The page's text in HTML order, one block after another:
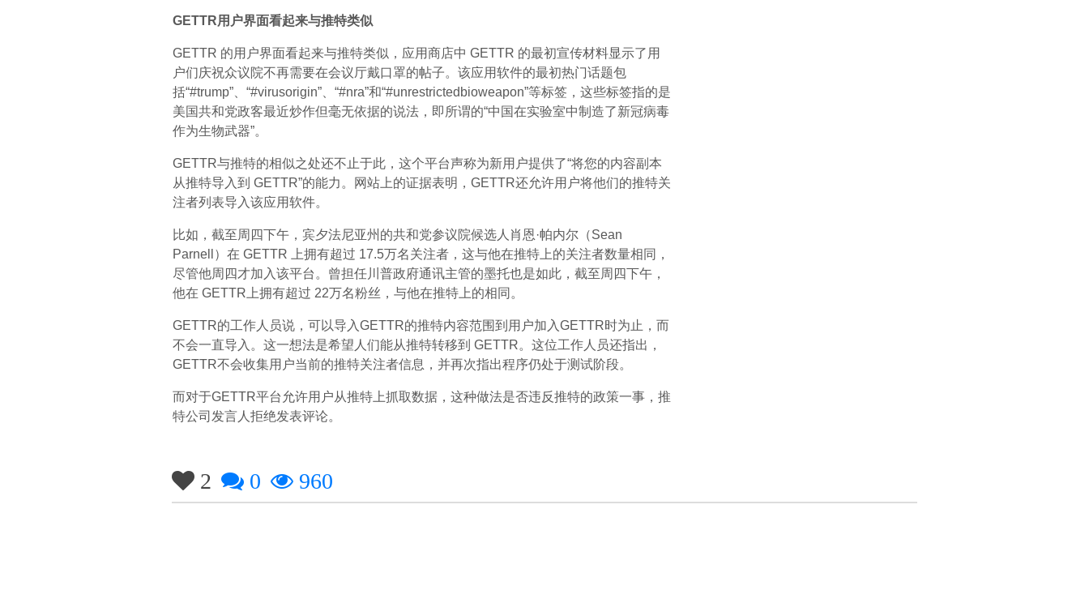
GETTR用户界面看起来与推特类似
GETTR 的用户界面看起来与推特类似，应用商店中 GETTR 的最初宣传材料显示了用
户们庆祝众议院不再需要在会议厅戴口罩的帖子。该应用软件的最初热门话题包
括“#trump”、“#virusorigin”、“#nra”和“#unrestrictedbioweapon”等标签，这些标签指的是
美国共和党政客最近炒作但毫无依据的说法，即所谓的“中国在实验室中制造了新冠病毒
作为生物武器”。
GETTR与推特的相似之处还不止于此，这个平台声称为新用户提供了“将您的内容副本
从推特导入到 GETTR”的能力。网站上的证据表明，GETTR还允许用户将他们的推特关
注者列表导入该应用软件。
比如，截至周四下午，宾夕法尼亚州的共和党参议院候选人肖恩·帕内尔（Sean
Parnell）在 GETTR 上拥有超过 17.5万名关注者，这与他在推特上的关注者数量相同，
尽管他周四才加入该平台。曾担任川普政府通讯主管的墨托也是如此，截至周四下午，
他在 GETTR上拥有超过 22万名粉丝，与他在推特上的相同。
GETTR的工作人员说，可以导入GETTR的推特内容范围到用户加入GETTR时为止，而
不会一直导入。这一想法是希望人们能从推特转移到 GETTR。这位工作人员还指出，
GETTR不会收集用户当前的推特关注者信息，并再次指出程序仍处于测试阶段。
而对于GETTR平台允许用户从推特上抓取数据，这种做法是否违反推特的政策一事，推
特公司发言人拒绝发表评论。
2 0 960